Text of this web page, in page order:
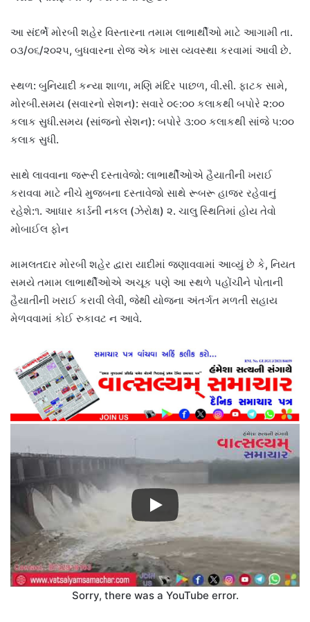
આ સંદર્ભે મોરબી શહેર વિસ્તારના તમામ લાભાર્થીઓ માટે આગામી તા.
૦૩/૦૬/૨૦૨૫, બુધવારના રોજ એક ખાસ વ્યવસ્થા કરવામાં આવી છે.
સ્થળ: બુનિયાદી કન્યા શાળા, મણિ મંદિર પાછળ, વી.સી. ફાટક સામે,
મોરબી.સમય (સવારનો સેશન): સવારે ૦૯:૦૦ કલાકથી બપોરે ૨:૦૦
કલાક સુધી.સમય (સાંજનો સેશન): બપોરે ૩:૦૦ કલાકથી સાંજે ૫:૦૦
કલાક સુધી.
સાથે લાવવાના જરૂરી દસ્તાવેજો: લાભાર્થીઓએ હૈયાતીની ખરાઈ
કરાવવા માટે નીચે મુજબના દસ્તાવેજો સાથે રૂબરૂ હાજર રહેવાનું
રહેશે:૧. આધાર કાર્ડની નકલ (ઝેરોક્ષ) ૨. ચાલુ સ્થિતિમાં હોય તેવો
મોબાઈલ ફોન
મામલતદાર મોરબી શહેર દ્વારા યાદીમાં જણાવવામાં આવ્યું છે કે, નિયત
સમયે તમામ લાભાર્થીઓએ અચૂક પણે આ સ્થળે પહોંચીને પોતાની
હૈયાતીની ખરાઈ કરાવી લેવી, જેથી યોજના અંતર્ગત મળતી સહાય
મેળવવામાં કોઈ રુકાવટ ન આવે.
Sorry, there was a YouTube error.